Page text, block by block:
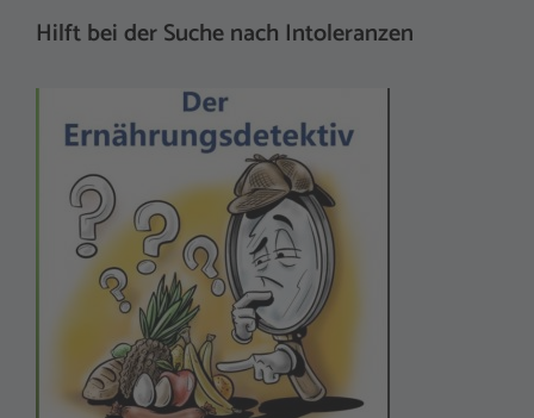
Hilft bei der Suche nach Intoleranzen